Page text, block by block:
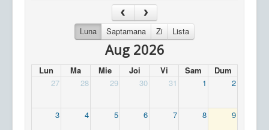
Luna Saptamana Zi Lista
Aug 2026
Lun Ma Mie Joi Vi Sam
Dum
27
28 29 30 31 1 2
3 4 5 6 7 8 9